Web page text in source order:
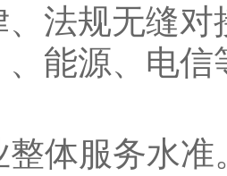
法规无缝
能源、电
整体服务水